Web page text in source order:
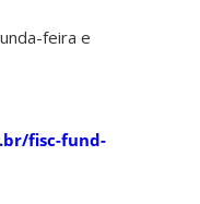
feira e
fisc-fund-